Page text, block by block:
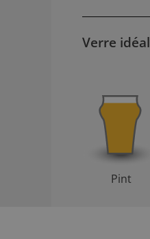
Verre idéal
Pint